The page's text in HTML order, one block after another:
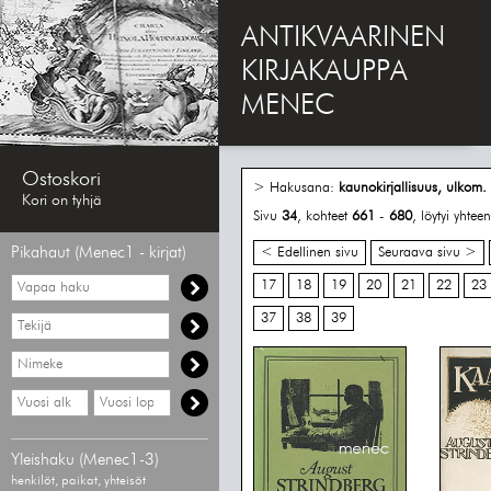
ANTIKVAARINEN
KIRJAKAUPPA
MENEC
Ostoskori
Kori on tyhjä
Pikahaut (Menec1 - kirjat)
Vapaa
haku
Hae
tekijää
Hae
nimekettä
Hae
vähimmäisvuosi
Hae
enimmäisvuosi
Yleishaku (Menec1-3)
henkilöt, paikat, yhteisöt
> Hakusana: kaunokirjallisuus, ulkom.
Sivu 34, kohteet 661 - 680, löytyi
< Edellinen sivu Seuraava sivu >
17 18 19 20 21 22 23
37 38 39